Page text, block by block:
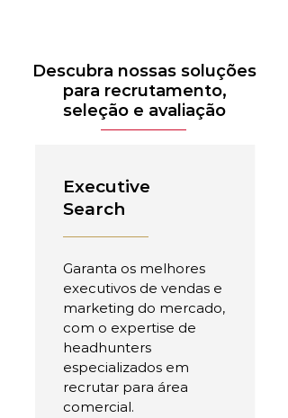
Descubra nossas soluções
para recrutamento,
seleção e avaliação
Executive
Search
Garanta os melhores
executivos de vendas e
marketing do mercado,
com o expertise de
headhunters
especializados em
recrutar para área
comercial.